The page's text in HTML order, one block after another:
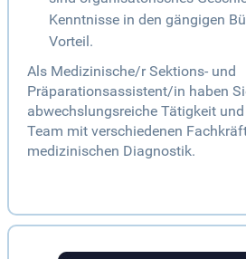
Kenntnisse in den gängigen
Vorteil.
Als Medizinische/r Sektions- und
Präparationsassistent/in haben
abwechslungsreiche Tätigkeit
Team mit verschiedenen
medizinischen Diagnostik.